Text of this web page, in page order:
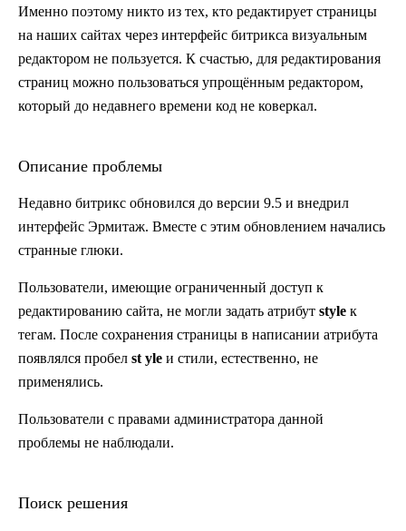
Именно поэтому никто из тех, кто редактирует страницы
на наших сайтах через интерфейс битрикса визуальным
редактором не пользуется. К счастью, для редактирования
страниц можно пользоваться упрощённым редактором,
который до недавнего времени код не коверкал.
Описание проблемы
Недавно битрикс обновился до версии 9.5 и внедрил
интерфейс Эрмитаж. Вместе с этим обновлением начались
странные глюки.
Пользователи, имеющие ограниченный доступ к
редактированию сайта, не могли задать атрибут style к
тегам. После сохранения страницы в написании атрибута
появлялся пробел st yle и стили, естественно, не
применялись.
Пользователи с правами администратора данной
проблемы не наблюдали.
Поиск решения